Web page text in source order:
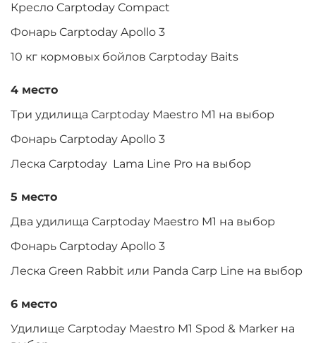
Кресло Carptoday Compact
Фонарь Carptoday Apollo 3
10 кг кормовых бойлов Carptoday Baits
4 место
Три удилища Carptoday Maestro M1 на выбор
Фонарь Carptoday Apollo 3
Леска Carptoday Lama Line Pro на выбор
5 место
Два удилища Carptoday Maestro M1 на выбор
Фонарь Carptoday Apollo 3
Леска Green Rabbit или Panda Carp Line на выбор
6 место
Удилище Carptoday Maestro M1 Spod & Marker на